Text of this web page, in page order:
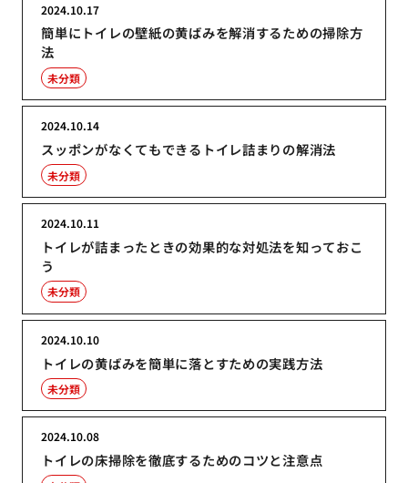
簡単にトイレの壁紙の黄ばみを解消するための掃除方
法
2024.10.17
未分類
スッポンがなくてもできるトイレ詰まりの解消法
2024.10.14
未分類
トイレが詰まったときの効果的な対処法を知っておこ
う
2024.10.11
未分類
トイレの黄ばみを簡単に落とすための実践方法
2024.10.10
未分類
トイレの床掃除を徹底するためのコツと注意点
2024.10.08